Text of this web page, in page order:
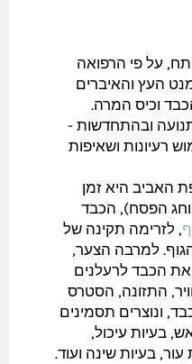
על פי הרפואה
העץ והאיברים
וכיס המרה.
ובהתחדשות -
רעיונות ושאיפות
האביב היא זמן
וחג הפסח), הכבד
, לזרימה תקינה של
למרבה הצער,
את הכבד לרעלנים
התזונה, הסטרס
ונוצרים תסמינים
בעיות עיכול,
בעיות שינה ועוד.